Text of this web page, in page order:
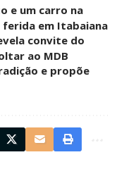
e um carro na
ferida em Itabaiana
convite do
ao MDB
e propõe